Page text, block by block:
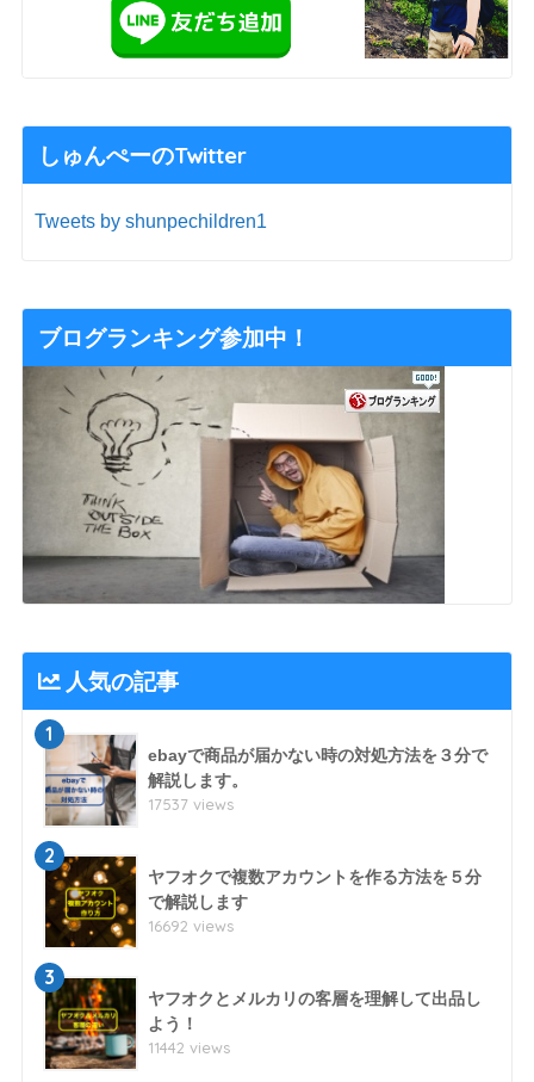
しゅんぺーのTwitter
Tweets by shunpechildren1
ブログランキング参加中！
人気の記事
1
ebayで商品が届かない時の対処方法を３分で
解説します。
17537 views
2
ヤフオクで複数アカウントを作る方法を５分
で解説します
16692 views
3
ヤフオクとメルカリの客層を理解して出品し
よう！
11442 views